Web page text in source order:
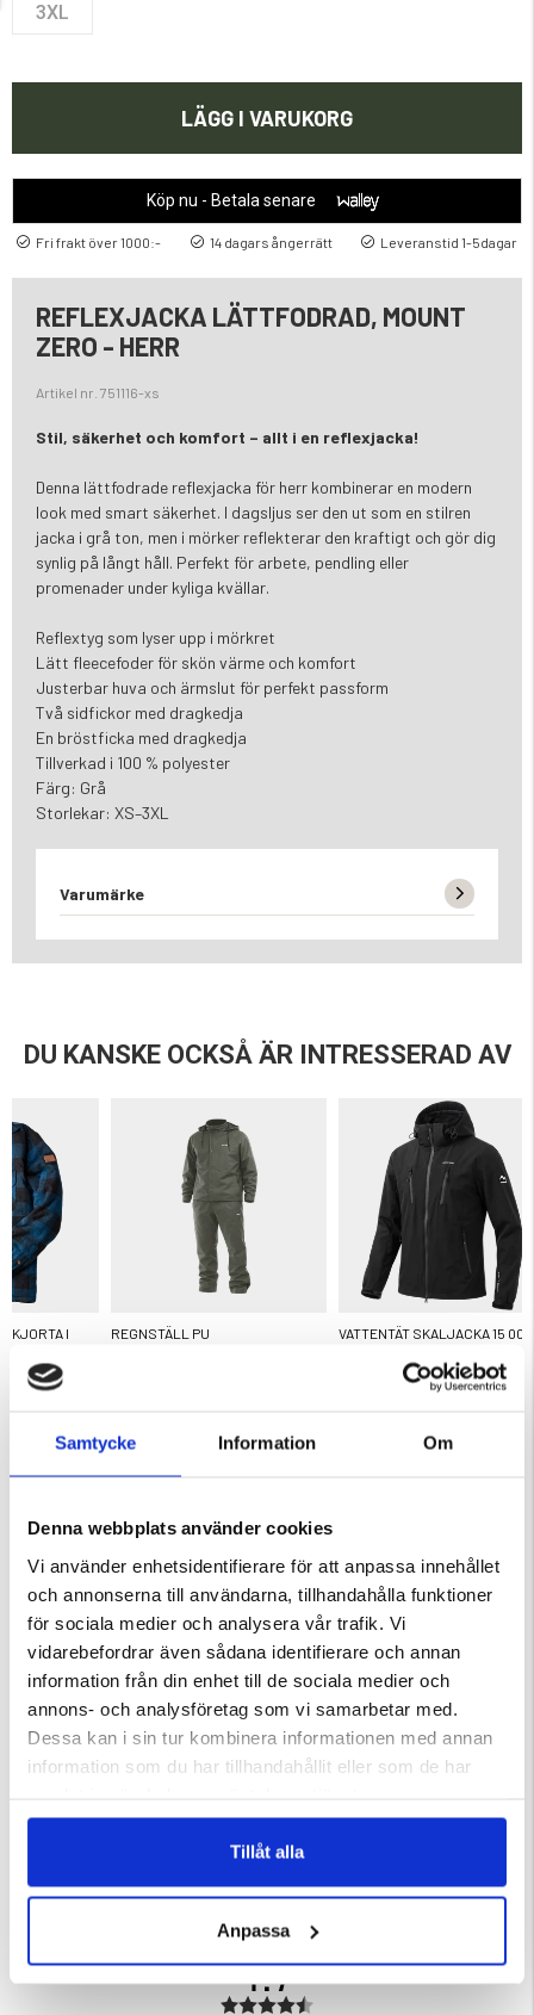
Samtycke Information Om
Denna webbplats använder cookies
Vi använder enhetsidentifierare för att anpassa innehållet
och annonserna till användarna, tillhandahålla funktioner
för sociala medier och analysera vår trafik. Vi
vidarebefordrar även sådana identifierare och annan
information från din enhet till de sociala medier och
annons- och analysföretag som vi samarbetar med.
Dessa kan i sin tur kombinera informationen med annan
information som du har tillhandahållit eller som de har
Tillåt alla
Anpassa
3XL
LÄGG I VARUKORG
Köp nu - Betala senare
Fri frakt över 1000:- 14 dagars ångerrätt Leveranstid 1-5dagar
REFLEXJACKA LÄTTFODRAD, MOUNT
ZERO - HERR
Artikel nr. 751116-xs
Stil, säkerhet och komfort – allt i en reflexjacka!
Denna lättfodrade reflexjacka för herr kombinerar en modern
look med smart säkerhet. I dagsljus ser den ut som en stilren
jacka i grå ton, men i mörker reflekterar den kraftigt och gör dig
synlig på långt håll. Perfekt för arbete, pendling eller
promenader under kyliga kvällar.
Reflextyg som lyser upp i mörkret
Lätt fleecefoder för skön värme och komfort
Justerbar huva och ärmslut för perfekt passform
Två sidfickor med dragkedja
En bröstficka med dragkedja
Tillverkad i 100 % polyester
Färg: Grå
Storlekar: XS–3XL
Varumärke
DU KANSKE OCKSÅ ÄR INTRESSERAD AV
I REGNSTÄLL PU
VATTENTÄT SKALJACKA 15 000
4.7 utav 5 stjärnor
KÖPS OFTA TILLSAMMANS
DAMMSUGARE
KRÄFTMJÄRDE/KRÄFTBUR MED
FLYKTGÅNGAR-AUGUST
159 kr
STICKAD TRÖJA,
499 kr
4.7